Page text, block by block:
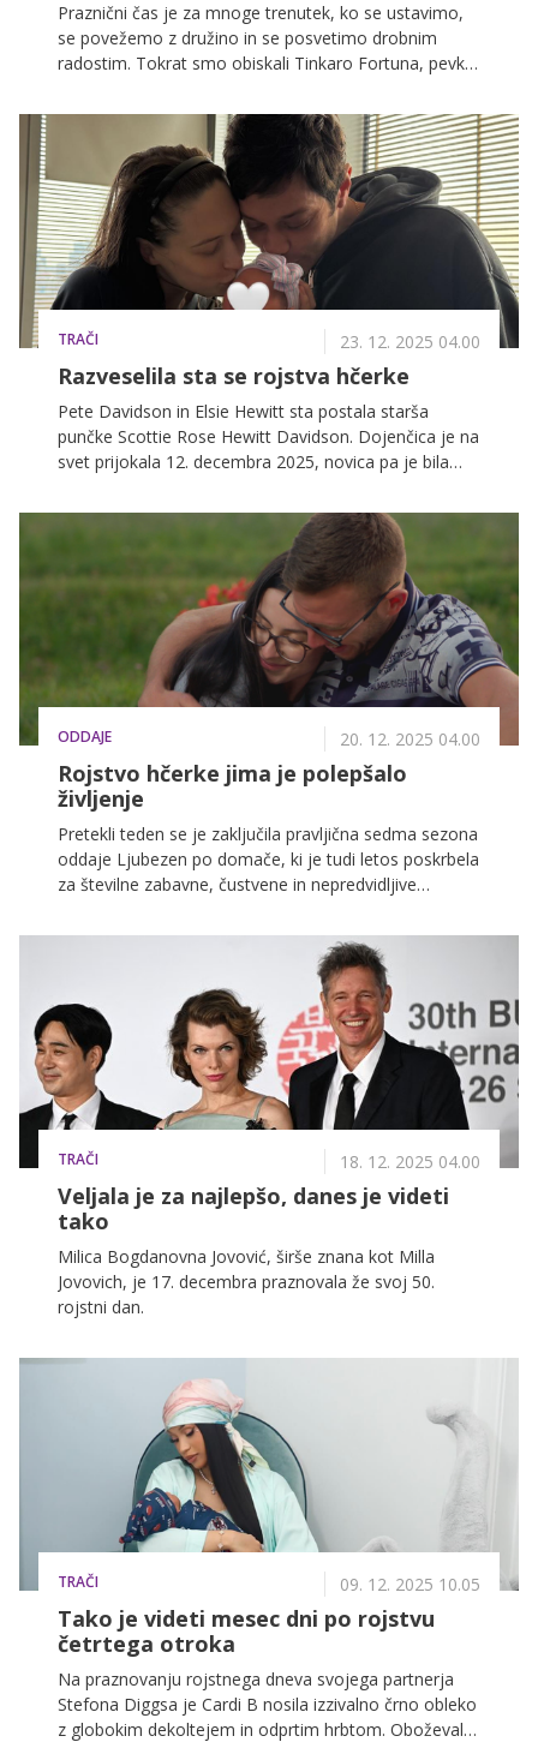
Praznični čas je za mnoge trenutek, ko se ustavimo,
se povežemo z družino in se posvetimo drobnim
radostim. Tokrat smo obiskali Tinkaro Fortuna, pevko
da smo z njo poklepetali o praznikih, tradicijah in
družinskih običajih.
TRAČI 23. 12. 2025 04.00
Razveselila sta se rojstva hčerke
Pete Davidson in Elsie Hewitt sta postala starša
punčke Scottie Rose Hewitt Davidson. Dojenčica je na
svet prijokala 12. decembra 2025, novica pa je bila
neizmerno veselje.
ODDAJE 20. 12. 2025 04.00
Rojstvo hčerke jima je polepšalo
življenje
Pretekli teden se je zaključila pravljična sedma sezona
oddaje Ljubezen po domače, ki je tudi letos poskrbela
za številne zabavne, čustvene in nepredvidljive
posameznih parov po koncu snemanja? Povzemamo
razkritja in izjave, objavljene na 24ur.com.
TRAČI 18. 12. 2025 04.00
Veljala je za najlepšo, danes je videti
tako
Milica Bogdanovna Jovović, širše znana kot Milla
Jovovich, je 17. decembra praznovala že svoj 50.
rojstni dan.
TRAČI 09. 12. 2025 10.05
Tako je videti mesec dni po rojstvu
četrtega otroka
Na praznovanju rojstnega dneva svojega partnerja
Stefona Diggsa je Cardi B nosila izzivalno črno obleko
z globokim dekoltejem in odprtim hrbtom. Oboževalci